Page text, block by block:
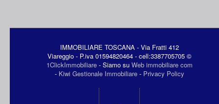
IMMOBILIARE TOSCANA - Via Fratti 412
Viareggio - P.iva 01594820464 - cell:3387705705 ©
1ClickImmobiliare- Siamo su Web immobiliare com
- Kiwi Gestionale Immobiliare- Privacy Policy